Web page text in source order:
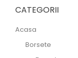
CATEGORII
Acasa
Borsete